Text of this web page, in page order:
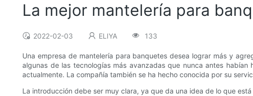
La mejor mantelería para
2022-02-03 ELIYA 133
Una empresa de mantelería para banquetes desea lograr más y
algunas de las tecnologías más avanzadas que nunca antes
actualmente. La compañía también se ha hecho conocida por su
La introducción debe ser muy clara, ya que da una idea de lo que